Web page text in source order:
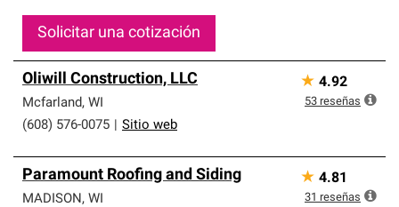
Solicitar una cotización
Oliwill Construction, LLC
Mcfarland, WI
(608) 576-0075
Sitio web
★ 4.92
53 reseñas
Paramount Roofing and Siding
MADISON, WI
★ 4.81
31 reseñas